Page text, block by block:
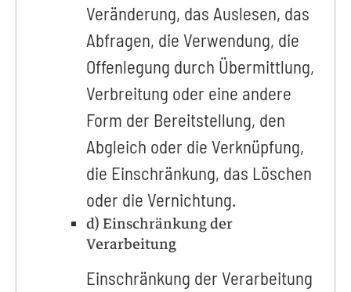
Veränderung, das Auslesen, das
Abfragen, die Verwendung, die
Offenlegung durch Übermittlung,
Verbreitung oder eine andere
Form der Bereitstellung, den
Abgleich oder die Verknüpfung,
die Einschränkung, das Löschen
oder die Vernichtung.
d) Einschränkung der
Verarbeitung
Einschränkung der Verarbeitung